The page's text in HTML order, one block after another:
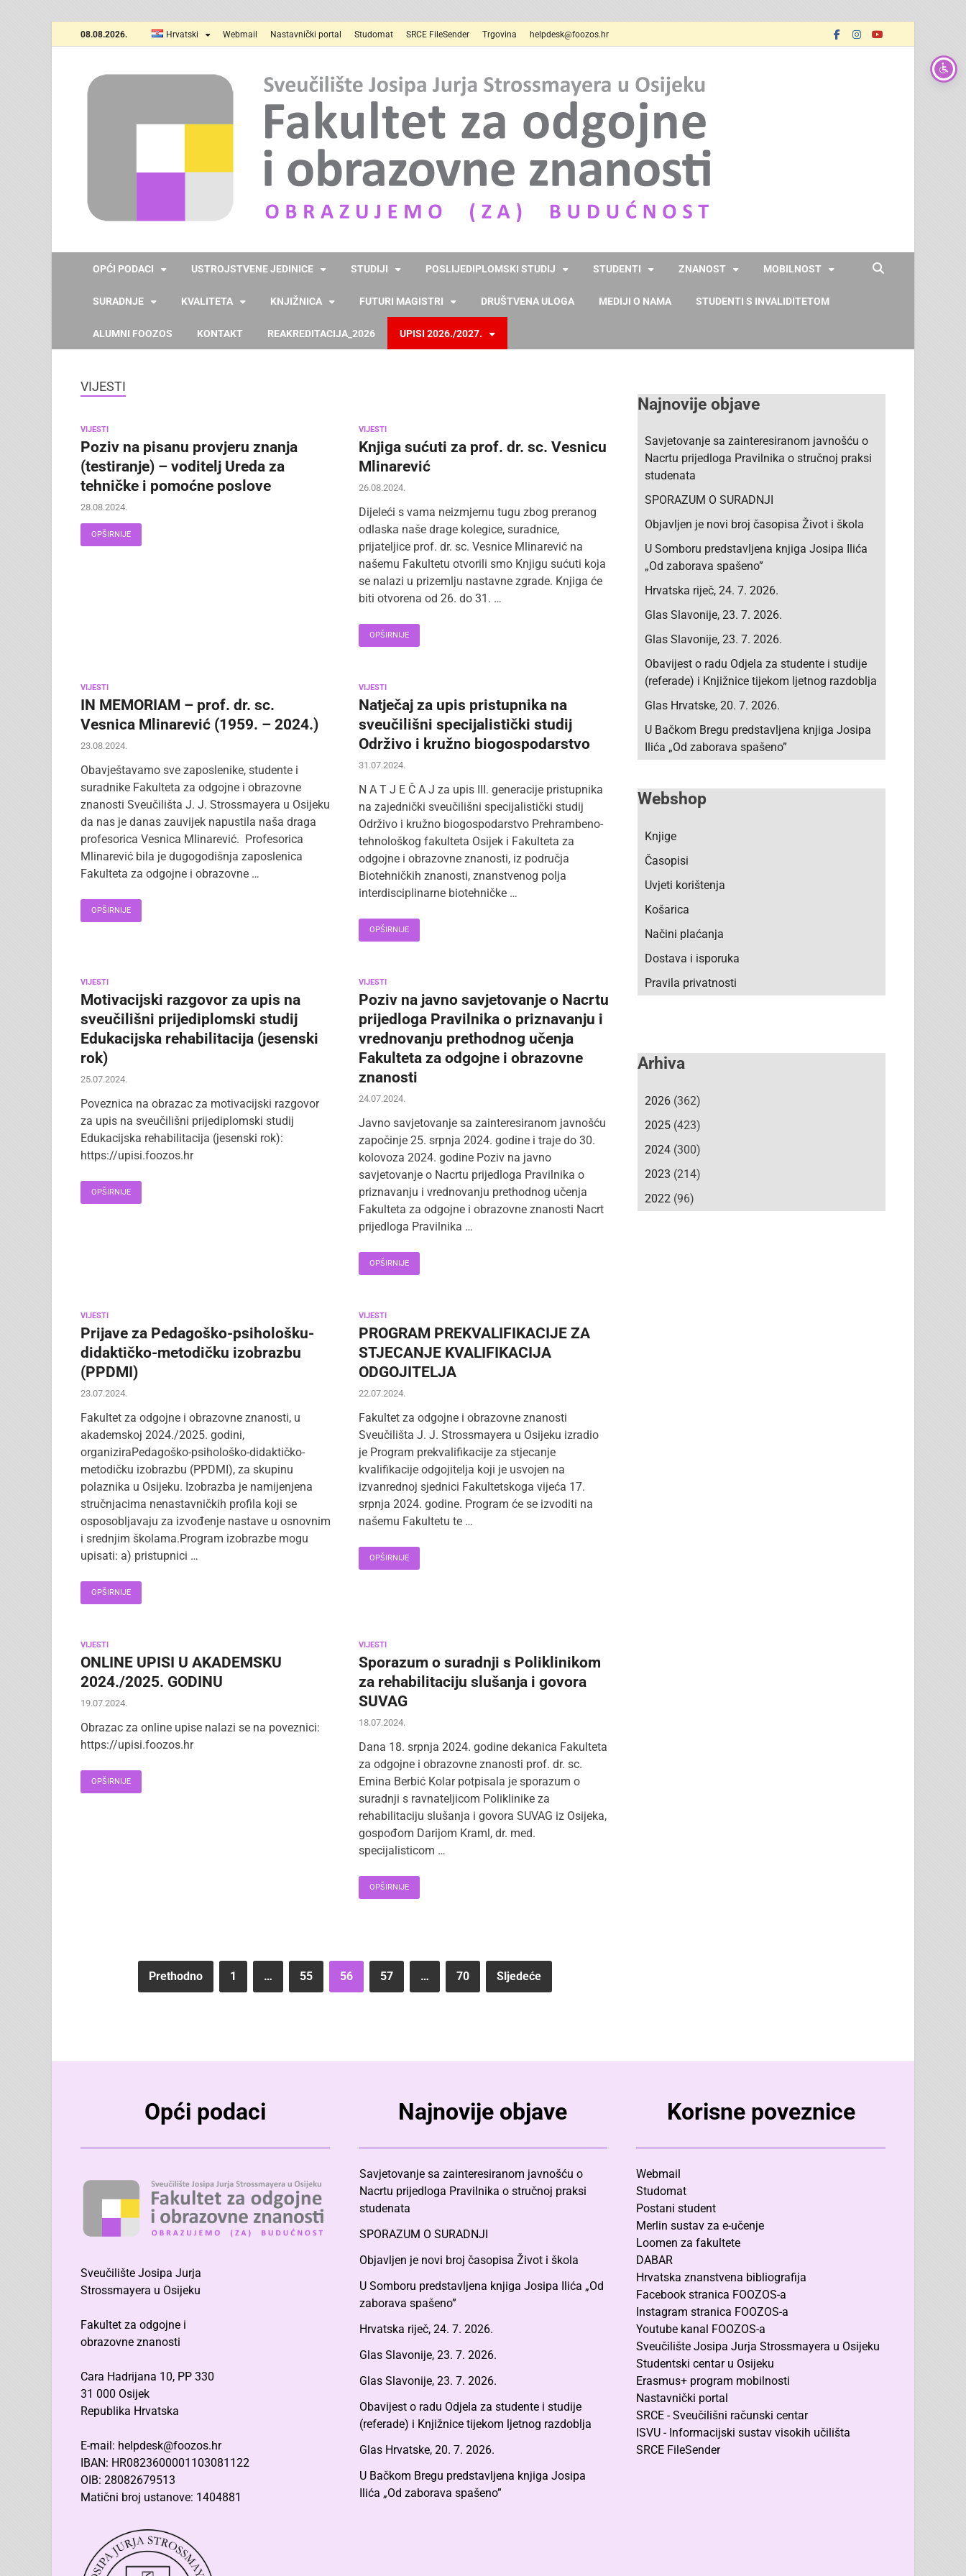
08.08.2026. Hrvatski Webmail Nastavnički portal Studomat SRCE FileSender Trgovina helpdesk@foozos.hr
OPĆI PODACI USTROJSTVENE JEDINICE STUDIJI POSLIJEDIPLOMSKI STUDIJ STUDENTI ZNANOST MOBILNOST
SURADNJE KVALITETA KNJIŽNICA FUTURI MAGISTRI DRUŠTVENA ULOGA MEDIJI O NAMA STUDENTI S INVALIDITETOM
ALUMNI FOOZOS KONTAKT REAKREDITACIJA_2026 UPISI 2026./2027.
VIJESTI
VIJESTI
Poziv na pisanu provjeru znanja
(testiranje) – voditelj Ureda za
tehničke i pomoćne poslove
28.08.2024.
OPŠIRNIJE
VIJESTI
Knjiga sućuti za prof. dr. sc. Vesnicu
Mlinarević
26.08.2024.
Dijeleći s vama neizmjernu tugu zbog preranog
odlaska naše drage kolegice, suradnice,
prijateljice prof. dr. sc. Vesnice Mlinarević na
našemu Fakultetu otvorili smo Knjigu sućuti koja
se nalazi u prizemlju nastavne zgrade. Knjiga će
biti otvorena od 26. do 31. …
OPŠIRNIJE
VIJESTI
IN MEMORIAM – prof. dr. sc.
Vesnica Mlinarević (1959. – 2024.)
23.08.2024.
Obavještavamo sve zaposlenike, studente i
suradnike Fakulteta za odgojne i obrazovne
znanosti Sveučilišta J. J. Strossmayera u Osijeku
da nas je danas zauvijek napustila naša draga
profesorica Vesnica Mlinarević. Profesorica
Mlinarević bila je dugogodišnja zaposlenica
Fakulteta za odgojne i obrazovne …
OPŠIRNIJE
VIJESTI
Natječaj za upis pristupnika na
sveučilišni specijalistički studij
Održivo i kružno biogospodarstvo
31.07.2024.
N A T J E Č A J za upis III. generacije pristupnika
na zajednički sveučilišni specijalistički studij
Održivo i kružno biogospodarstvo Prehrambeno-
tehnološkog fakulteta Osijek i Fakulteta za
odgojne i obrazovne znanosti, iz područja
Biotehničkih znanosti, znanstvenog polja
interdisciplinarne biotehničke …
OPŠIRNIJE
VIJESTI
Motivacijski razgovor za upis na
sveučilišni prijediplomski studij
Edukacijska rehabilitacija (jesenski
rok)
25.07.2024.
Poveznica na obrazac za motivacijski razgovor
za upis na sveučilišni prijediplomski studij
Edukacijska rehabilitacija (jesenski rok):
https://upisi.foozos.hr
OPŠIRNIJE
VIJESTI
Poziv na javno savjetovanje o Nacrtu
prijedloga Pravilnika o priznavanju i
vrednovanju prethodnog učenja
Fakulteta za odgojne i obrazovne
znanosti
24.07.2024.
Javno savjetovanje sa zainteresiranom javnošću
započinje 25. srpnja 2024. godine i traje do 30.
kolovoza 2024. godine Poziv na javno
savjetovanje o Nacrtu prijedloga Pravilnika o
priznavanju i vrednovanju prethodnog učenja
Fakulteta za odgojne i obrazovne znanosti Nacrt
prijedloga Pravilnika …
OPŠIRNIJE
VIJESTI
Prijave za Pedagoško-psihološku-
didaktičko-metodičku izobrazbu
(PPDMI)
23.07.2024.
Fakultet za odgojne i obrazovne znanosti, u
akademskoj 2024./2025. godini,
organiziraPedagoško-psihološko-didaktičko-
metodičku izobrazbu (PPDMI), za skupinu
polaznika u Osijeku. Izobrazba je namijenjena
stručnjacima nenastavničkih profila koji se
osposobljavaju za izvođenje nastave u osnovnim
i srednjim školama.Program izobrazbe mogu
upisati: a) pristupnici …
OPŠIRNIJE
VIJESTI
PROGRAM PREKVALIFIKACIJE ZA
STJECANJE KVALIFIKACIJA
ODGOJITELJA
22.07.2024.
Fakultet za odgojne i obrazovne znanosti
Sveučilišta J. J. Strossmayera u Osijeku izradio
je Program prekvalifikacije za stjecanje
kvalifikacije odgojitelja koji je usvojen na
izvanrednoj sjednici Fakultetskoga vijeća 17.
srpnja 2024. godine. Program će se izvoditi na
našemu Fakultetu te …
OPŠIRNIJE
VIJESTI
ONLINE UPISI U AKADEMSKU
2024./2025. GODINU
19.07.2024.
Obrazac za online upise nalazi se na poveznici:
https://upisi.foozos.hr
OPŠIRNIJE
VIJESTI
Sporazum o suradnji s Poliklinikom
za rehabilitaciju slušanja i govora
SUVAG
18.07.2024.
Dana 18. srpnja 2024. godine dekanica Fakulteta
za odgojne i obrazovne znanosti prof. dr. sc.
Emina Berbić Kolar potpisala je sporazum o
suradnji s ravnateljicom Poliklinike za
rehabilitaciju slušanja i govora SUVAG iz Osijeka,
gospođom Darijom Kraml, dr. med.
specijalisticom …
OPŠIRNIJE
Prethodno 1 … 55 56 57 … 70 Sljedeće
Najnovije objave
Savjetovanje sa zainteresiranom javnošću o
Nacrtu prijedloga Pravilnika o stručnoj praksi
studenata
SPORAZUM O SURADNJI
Objavljen je novi broj časopisa Život i škola
U Somboru predstavljena knjiga Josipa Ilića
„Od zaborava spašeno”
Hrvatska riječ, 24. 7. 2026.
Glas Slavonije, 23. 7. 2026.
Glas Slavonije, 23. 7. 2026.
Obavijest o radu Odjela za studente i studije
(referade) i Knjižnice tijekom ljetnog razdoblja
Glas Hrvatske, 20. 7. 2026.
U Bačkom Bregu predstavljena knjiga Josipa
Ilića „Od zaborava spašeno”
Webshop
Knjige
Časopisi
Uvjeti korištenja
Košarica
Načini plaćanja
Dostava i isporuka
Pravila privatnosti
Arhiva
2026 (362)
2025 (423)
2024 (300)
2023 (214)
2022 (96)
Opći podaci
Sveučilište Josipa Jurja
Strossmayera u Osijeku
Fakultet za odgojne i
obrazovne znanosti
Cara Hadrijana 10, PP 330
31 000 Osijek
Republika Hrvatska
E-mail: helpdesk@foozos.hr
IBAN: HR0823600001103081122
OIB: 28082679513
Matični broj ustanove: 1404881
Najnovije objave
Savjetovanje sa zainteresiranom javnošću o
Nacrtu prijedloga Pravilnika o stručnoj praksi
studenata
SPORAZUM O SURADNJI
Objavljen je novi broj časopisa Život i škola
U Somboru predstavljena knjiga Josipa Ilića „Od
zaborava spašeno”
Hrvatska riječ, 24. 7. 2026.
Glas Slavonije, 23. 7. 2026.
Glas Slavonije, 23. 7. 2026.
Obavijest o radu Odjela za studente i studije
(referade) i Knjižnice tijekom ljetnog razdoblja
Glas Hrvatske, 20. 7. 2026.
U Bačkom Bregu predstavljena knjiga Josipa
Ilića „Od zaborava spašeno”
Korisne poveznice
Webmail
Studomat
Postani student
Merlin sustav za e-učenje
Loomen za fakultete
DABAR
Hrvatska znanstvena bibliografija
Facebook stranica FOOZOS-a
Instagram stranica FOOZOS-a
Youtube kanal FOOZOS-a
Sveučilište Josipa Jurja Strossmayera u Osijeku
Studentski centar u Osijeku
Erasmus+ program mobilnosti
Nastavnički portal
SRCE - Sveučilišni računski centar
ISVU - Informacijski sustav visokih učilišta
SRCE FileSender